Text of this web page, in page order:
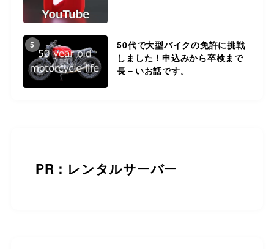
5
50代で大型バイクの免許に挑戦
しました！申込みから卒検まで
長－いお話です。
PR：レンタルサーバー